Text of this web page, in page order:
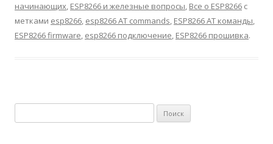
начинающих, ESP8266 и железные вопросы, Все о ESP8266 с
метками esp8266, esp8266 AT commands, ESP8266 AT команды,
ESP8266 firmware, esp8266 подключение, ESP8266 прошивка.